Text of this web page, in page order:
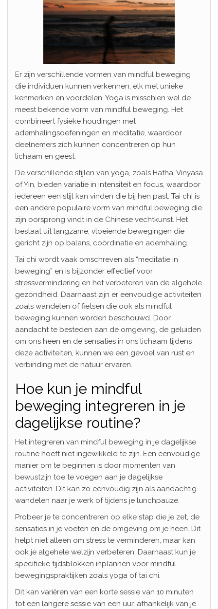
Er zijn verschillende vormen van mindful beweging
die individuen kunnen verkennen, elk met unieke
kenmerken en voordelen. Yoga is misschien wel de
meest bekende vorm van mindful beweging. Het
combineert fysieke houdingen met
ademhalingsoefeningen en meditatie, waardoor
deelnemers zich kunnen concentreren op hun
lichaam en geest.
De verschillende stijlen van yoga, zoals Hatha, Vinyasa
of Yin, bieden variatie in intensiteit en focus, waardoor
iedereen een stijl kan vinden die bij hen past. Tai chi is
een andere populaire vorm van mindful beweging die
zijn oorsprong vindt in de Chinese vechtkunst. Het
bestaat uit langzame, vloeiende bewegingen die
gericht zijn op balans, coördinatie en ademhaling.
Tai chi wordt vaak omschreven als “meditatie in
beweging” en is bijzonder effectief voor
stressvermindering en het verbeteren van de algehele
gezondheid. Daarnaast zijn er eenvoudige activiteiten
zoals wandelen of fietsen die ook als mindful
beweging kunnen worden beschouwd. Door
aandacht te besteden aan de omgeving, de geluiden
om ons heen en de sensaties in ons lichaam tijdens
deze activiteiten, kunnen we een gevoel van rust en
verbinding met de natuur ervaren.
Hoe kun je mindful
beweging integreren in je
dagelijkse routine?
Het integreren van mindful beweging in je dagelijkse
routine hoeft niet ingewikkeld te zijn. Een eenvoudige
manier om te beginnen is door momenten van
bewustzijn toe te voegen aan je dagelijkse
activiteiten. Dit kan zo eenvoudig zijn als aandachtig
wandelen naar je werk of tijdens je lunchpauze.
Probeer je te concentreren op elke stap die je zet, de
sensaties in je voeten en de omgeving om je heen. Dit
helpt niet alleen om stress te verminderen, maar kan
ook je algehele welzijn verbeteren. Daarnaast kun je
specifieke tijdsblokken inplannen voor mindful
bewegingspraktijken zoals yoga of tai chi.
Dit kan variëren van een korte sessie van 10 minuten
tot een langere sessie van een uur, afhankelijk van je